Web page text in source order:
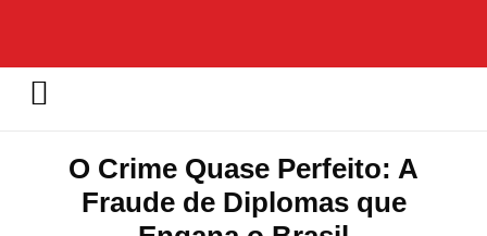
O Crime Quase Perfeito: A
Fraude de Diplomas que